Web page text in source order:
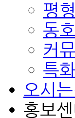
평
동
커
특
오시
홍보센